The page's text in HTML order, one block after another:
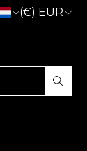
(€) EUR